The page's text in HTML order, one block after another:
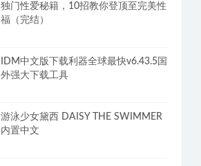
独门性爱秘籍，10招教你登顶至完美性
福（完结）
IDM中文版下载利器全球最快v6.43.5国
外强大下载工具
游泳少女黛西 DAISY THE SWIMMER
内置中文